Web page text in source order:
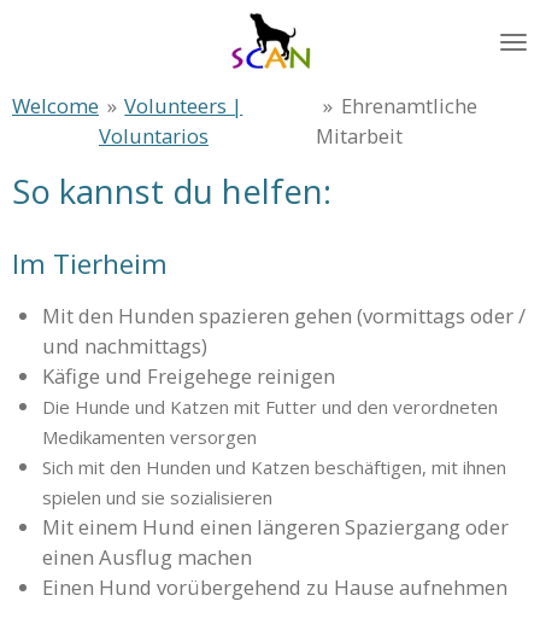
Welcome » Volunteers |
Voluntarios
» Ehrenamtliche
Mitarbeit
So kannst du helfen:
Im Tierheim
Mit den Hunden spazieren gehen (vormittags oder /
und nachmittags)
Käfige und Freigehege reinigen
Die Hunde und Katzen mit Futter und den verordneten
Medikamenten versorgen
Sich mit den Hunden und Katzen beschäftigen, mit ihnen
spielen und sie sozialisieren
Mit einem Hund einen längeren Spaziergang oder
einen Ausflug machen
Einen Hund vorübergehend zu Hause aufnehmen